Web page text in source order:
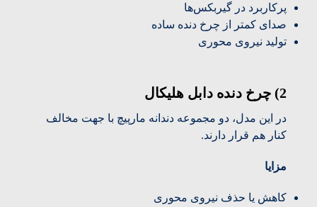
پرکاربرد در گیربکس‌ها
صدای کمتر از چرخ دنده ساده
تولید نیروی محوری
2) چرخ دنده دابل هلیکال
در این مدل، دو مجموعه دندانه مارپیچ با جهت مخالف
کنار هم قرار دارند.
مزایا
کاهش یا حذف نیروی محوری